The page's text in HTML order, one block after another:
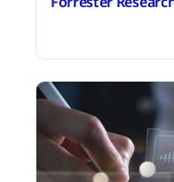
20. Juli 2026